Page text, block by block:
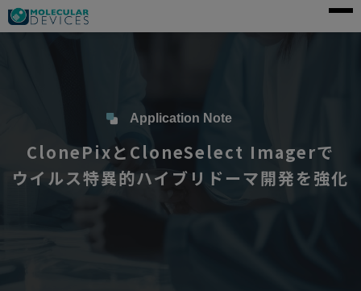
製品一覧
サービス・サポート
導入事例
Application Note
ClonePixとCloneSelect Imagerで
ウイルス特異的ハイブリドーマ開発を強化